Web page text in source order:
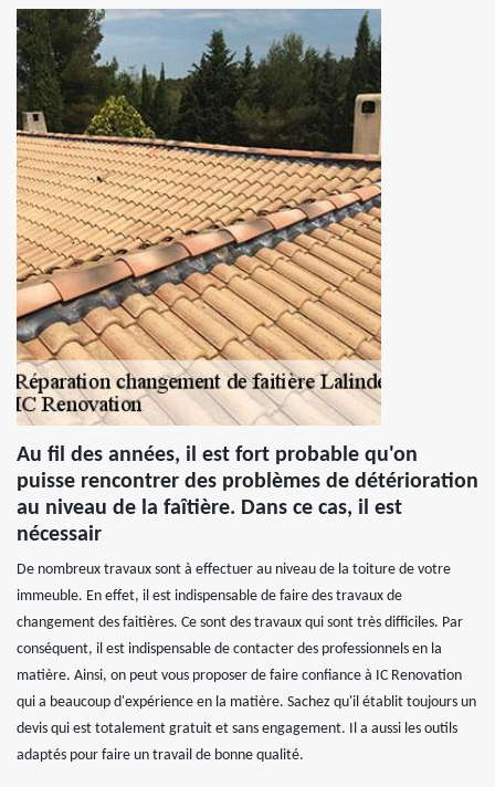
Au fil des années, il est fort probable qu'on
puisse rencontrer des problèmes de détérioration
au niveau de la faîtière. Dans ce cas, il est
nécessair
De nombreux travaux sont à effectuer au niveau de la toiture de votre
immeuble. En effet, il est indispensable de faire des travaux de
changement des faitières. Ce sont des travaux qui sont très difficiles. Par
conséquent, il est indispensable de contacter des professionnels en la
matière. Ainsi, on peut vous proposer de faire confiance à IC Renovation
qui a beaucoup d'expérience en la matière. Sachez qu'il établit toujours un
devis qui est totalement gratuit et sans engagement. Il a aussi les outils
adaptés pour faire un travail de bonne qualité.